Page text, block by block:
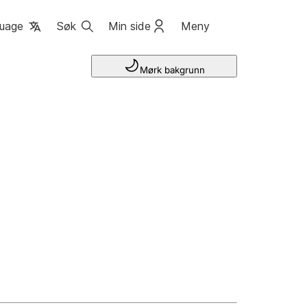
Søk Min side Meny
Mørk bakgrunn